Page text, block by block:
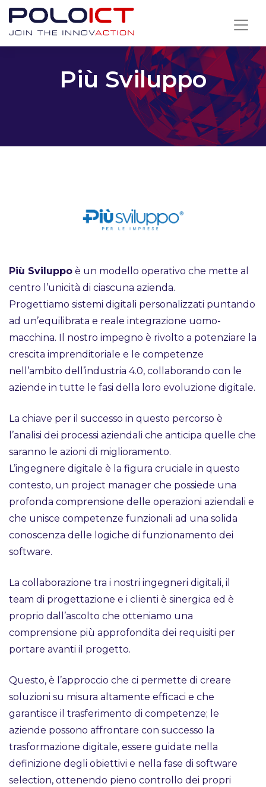
Skip
content
Più Sviluppo
Più Sviluppo è un modello operativo che mette al
centro l’unicità di ciascuna azienda.
Progettiamo sistemi digitali personalizzati puntando
ad un’equilibrata e reale integrazione uomo-
macchina. Il nostro impegno è rivolto a potenziare la
crescita imprenditoriale e le competenze
nell’ambito dell’industria 4.0, collaborando con le
aziende in tutte le fasi della loro evoluzione digitale.
La chiave per il successo in questo percorso è
l’analisi dei processi aziendali che anticipa quelle che
saranno le azioni di miglioramento.
L’ingegnere digitale è la figura cruciale in questo
contesto, un project manager che possiede una
profonda comprensione delle operazioni aziendali e
che unisce competenze funzionali ad una solida
conoscenza delle logiche di funzionamento dei
software.
La collaborazione tra i nostri ingegneri digitali, il
team di progettazione e i clienti è sinergica ed è
proprio dall’ascolto che otteniamo una
comprensione più approfondita dei requisiti per
portare avanti il progetto.
Questo, è l’approccio che ci permette di creare
soluzioni su misura altamente efficaci e che
garantisce il trasferimento di competenze; le
aziende possono affrontare con successo la
trasformazione digitale, essere guidate nella
definizione degli obiettivi e nella fase di software
selection, ottenendo pieno controllo dei propri